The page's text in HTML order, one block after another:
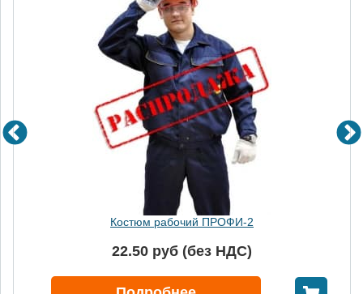
Костюм рабочий ПРОФИ-2
22.50 руб (без НДС)